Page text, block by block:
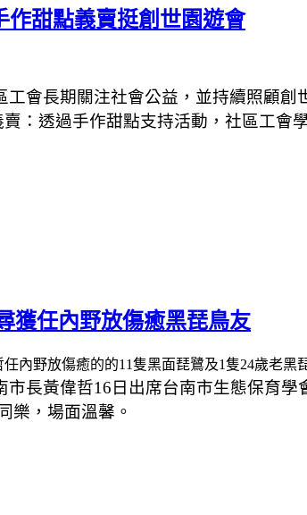
作甜點義賣挺創世園遊會
工會長期關注社會公益，並持續照顧
：透過手作甜點支持活動，社區工會
獲任內野放傷癒黑琵鳥友
市長黃偉哲16 日出席台南市生態保育學
樂，場面溫馨。